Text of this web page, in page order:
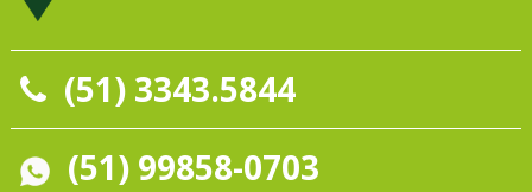
(51) 3343.5844
(51) 99858-0703